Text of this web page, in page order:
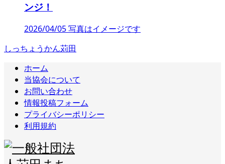
ンジ！
2026/04/05 写真はイメージです
しっちょうかん苅田
ホーム
当協会について
お問い合わせ
情報投稿フォーム
プライバシーポリシー
利用規約